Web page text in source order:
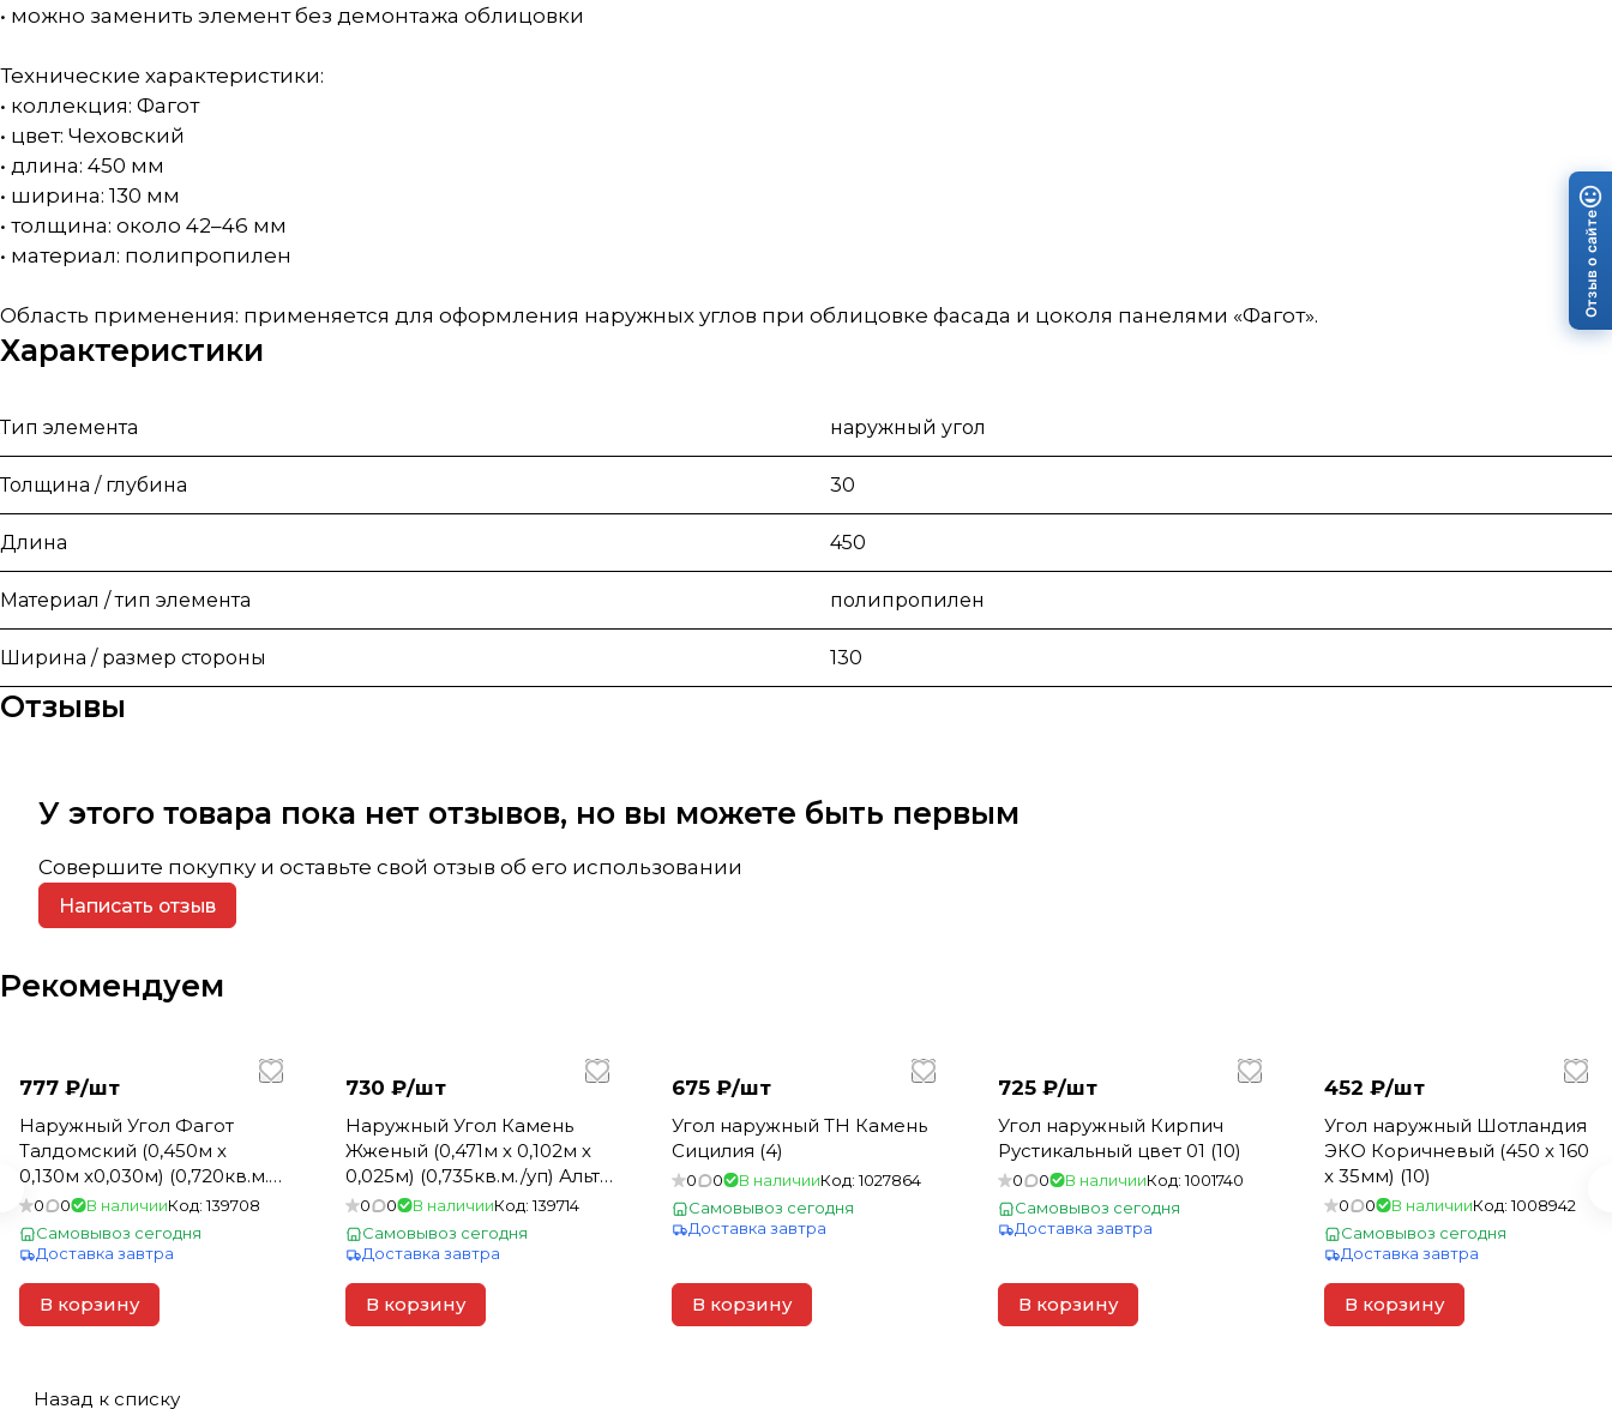
• можно заменить элемент без демонтажа облицовки
Технические характеристики:
• коллекция: Фагот
• цвет: Чеховский
• длина: 450 мм
• ширина: 130 мм
• толщина: около 42–46 мм
• материал: полипропилен
Область применения: применяется для оформления наружных углов при облицовке фасада и цоколя панелями «Фагот».
Характеристики
Тип элемента наружный угол
Толщина / глубина 30
Длина 450
Материал / тип элемента полипропилен
Ширина / размер стороны 130
Отзывы
У этого товара пока нет отзывов, но вы можете быть первым
Совершите покупку и оставьте свой отзыв об его использовании
Написать отзыв
Рекомендуем
777 ₽/шт
Наружный Угол Фагот
Талдомский (0,450м х
0,130м х0,030м) (0,720кв.м./
уп) Альта Профиль (10)
0 0 В наличииКод:139708
Самовывоз сегодня
Доставка завтра
В корзину
730 ₽/шт
Наружный Угол Камень
Жженый (0,471м х 0,102м х
0,025м) (0,735кв.м./уп) Альта
Профиль (10)
0 0 В наличииКод:139714
Самовывоз сегодня
Доставка завтра
В корзину
675 ₽/шт
Угол наружный ТН Камень
Сицилия (4)
0 0 В наличииКод:1027864
Самовывоз сегодня
Доставка завтра
В корзину
725 ₽/шт
Угол наружный Кирпич
Рустикальный цвет 01 (10)
0 0 В наличииКод:1001740
Самовывоз сегодня
Доставка завтра
В корзину
452 ₽/шт
Угол наружный Шотландия
ЭКО Коричневый (450 x 160
x 35мм) (10)
0 0 В наличииКод:1008942
Самовывоз сегодня
Доставка завтра
В корзину
Назад к списку
Отзыв о сайте